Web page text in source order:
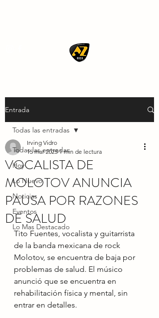
Entrada
Todas las entradas
Hoy
Lo Nuevo
Noticias
Eventos
Lo Mas Destacado
Todas las entradas
VOCALISTA DE
MOLOTOV ANUNCIA
PAUSA POR RAZONES
DE SALUD
Irving Vidro
15 mar 2025 1 min de lectura
Tito Fuentes, vocalista y guitarrista
de la banda mexicana de rock
Molotov, se encuentra de baja por
problemas de salud. El músico
anunció que se encuentra en
rehabilitación física y mental, sin
entrar en detalles.